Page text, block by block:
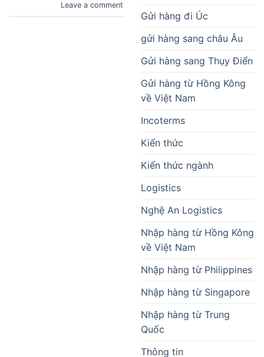
Leave a comment
Gửi hàng đi Úc
gửi hàng sang châu Âu
Gửi hàng sang Thụy Điển
Gửi hàng từ Hồng Kông
về Việt Nam
Incoterms
Kiến thức
Kiến thức ngành
Logistics
Nghệ An Logistics
Nhập hàng từ Hồng Kông
về Việt Nam
Nhập hàng từ Philippines
Nhập hàng từ Singapore
Nhập hàng từ Trung
Quốc
Thông tin